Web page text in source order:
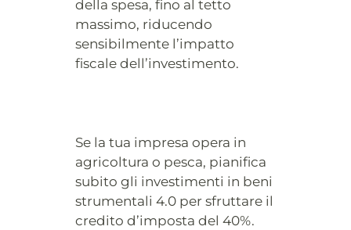
della spesa, fino al tetto
massimo, riducendo
sensibilmente l’impatto
fiscale dell’investimento.
Se la tua impresa opera in
agricoltura o pesca, pianifica
subito gli investimenti in beni
strumentali 4.0 per sfruttare il
credito d’imposta del 40%.